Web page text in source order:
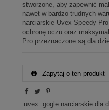
stworzone, aby zapewnić
nawet w bardzo trudnych
narciarskie Uvex Speedy
ochronę oczu oraz
Pro przeznaczone są dla
Zapytaj o ten produkt
uvex gogle narciarskie dla